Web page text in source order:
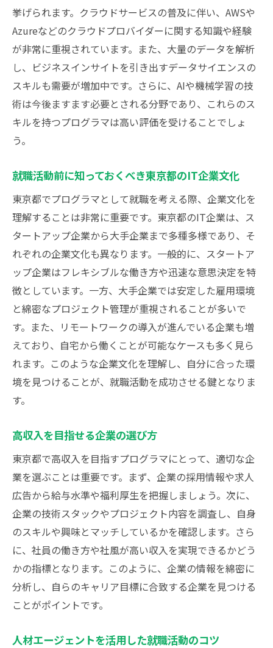
挙げられます。クラウドサービスの普及に伴い、AWSや
Azureなどのクラウドプロバイダーに関する知識や経験
が非常に重視されています。また、大量のデータを解析
し、ビジネスインサイトを引き出すデータサイエンスの
スキルも需要が増加中です。さらに、AIや機械学習の技
術は今後ますます必要とされる分野であり、これらのス
キルを持つプログラマは高い評価を受けることでしょ
う。
就職活動前に知っておくべき東京都のIT企業文化
東京都でプログラマとして就職を考える際、企業文化を
理解することは非常に重要です。東京都のIT企業は、ス
タートアップ企業から大手企業まで多種多様であり、そ
れぞれの企業文化も異なります。一般的に、スタートア
ップ企業はフレキシブルな働き方や迅速な意思決定を特
徴としています。一方、大手企業では安定した雇用環境
と綿密なプロジェクト管理が重視されることが多いで
す。また、リモートワークの導入が進んでいる企業も増
えており、自宅から働くことが可能なケースも多く見ら
れます。このような企業文化を理解し、自分に合った環
境を見つけることが、就職活動を成功させる鍵となりま
す。
高収入を目指せる企業の選び方
東京都で高収入を目指すプログラマにとって、適切な企
業を選ぶことは重要です。まず、企業の採用情報や求人
広告から給与水準や福利厚生を把握しましょう。次に、
企業の技術スタックやプロジェクト内容を調査し、自身
のスキルや興味とマッチしているかを確認します。さら
に、社員の働き方や社風が高い収入を実現できるかどう
かの指標となります。このように、企業の情報を綿密に
分析し、自らのキャリア目標に合致する企業を見つける
ことがポイントです。
人材エージェントを活用した就職活動のコツ